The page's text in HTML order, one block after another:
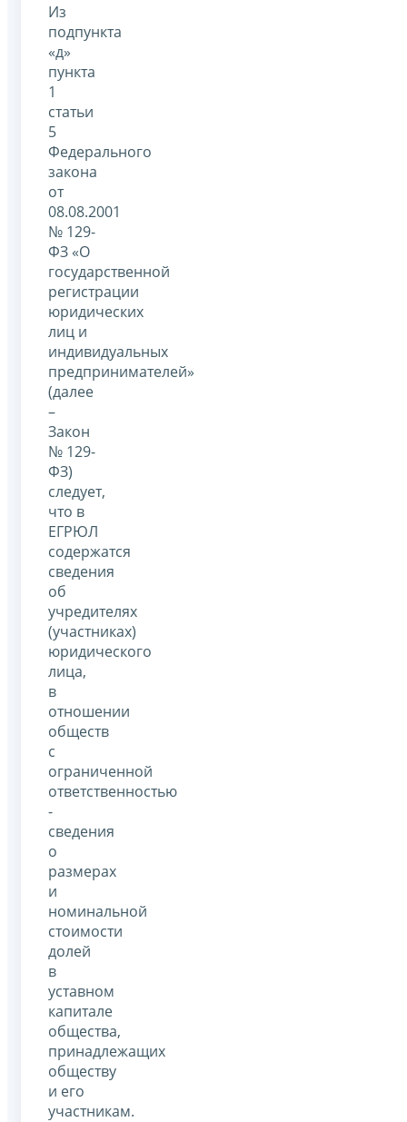
Из
подпункта
«д»
пункта
1
статьи
5
Федерального
закона
от
08.08.2001
№ 129-
ФЗ «О
государственной
регистрации
юридических
лиц и
индивидуальных
предпринимателей»
(далее
–
Закон
№ 129-
ФЗ)
следует,
что в
ЕГРЮЛ
содержатся
сведения
об
учредителях
(участниках)
юридического
лица,
в
отношении
обществ
с
ограниченной
ответственностью
-
сведения
о
размерах
и
номинальной
стоимости
долей
в
уставном
капитале
общества,
принадлежащих
обществу
и его
участникам.